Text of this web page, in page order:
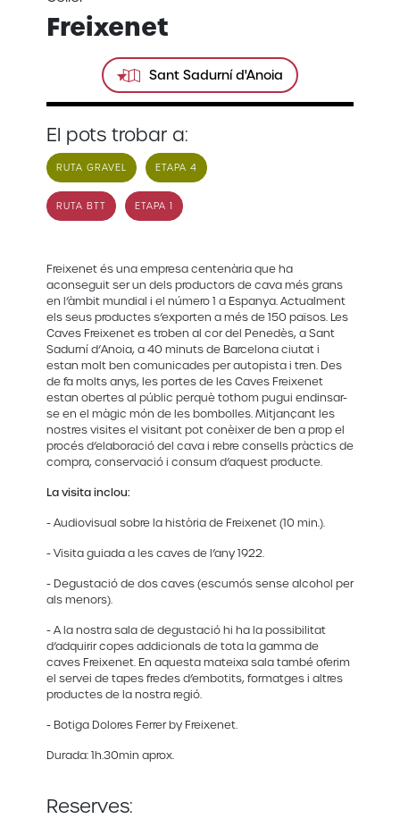
Freixenet
Sant Sadurní d'Anoia
El pots trobar a:
RUTA GRAVEL ETAPA 4
RUTA BTT ETAPA 1
Freixenet és una empresa centenària que ha
aconseguit ser un dels productors de cava més grans
en l’àmbit mundial i el número 1 a Espanya. Actualment
els seus productes s’exporten a més de 150 països. Les
Caves Freixenet es troben al cor del Penedès, a Sant
Sadurní d’Anoia, a 40 minuts de Barcelona ciutat i
estan molt ben comunicades per autopista i tren. Des
de fa molts anys, les portes de les Caves Freixenet
estan obertes al públic perquè tothom pugui endinsar-
se en el màgic món de les bombolles. Mitjançant les
nostres visites el visitant pot conèixer de ben a prop el
procés d’elaboració del cava i rebre consells pràctics de
compra, conservació i consum d’aquest producte.
La visita inclou:
- Audiovisual sobre la història de Freixenet (10 min.).
- Visita guiada a les caves de l’any 1922.
- Degustació de dos caves (escumós sense alcohol per
als menors).
- A la nostra sala de degustació hi ha la possibilitat
d’adquirir copes addicionals de tota la gamma de
caves Freixenet. En aquesta mateixa sala també oferim
el servei de tapes fredes d’embotits, formatges i altres
productes de la nostra regió.
- Botiga Dolores Ferrer by Freixenet.
Durada: 1h.30min aprox.
Reserves: